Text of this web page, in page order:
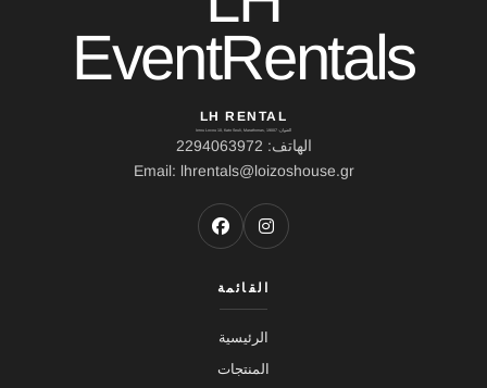
EventRentals
LH RENTAL
العنوان: Ierou Loxou 10, Kato Souli, Marathonas, 19007
الهاتف: 2294063972
Email: lhrentals@loizoshouse.gr
القائمة
الرئيسية
المنتجات